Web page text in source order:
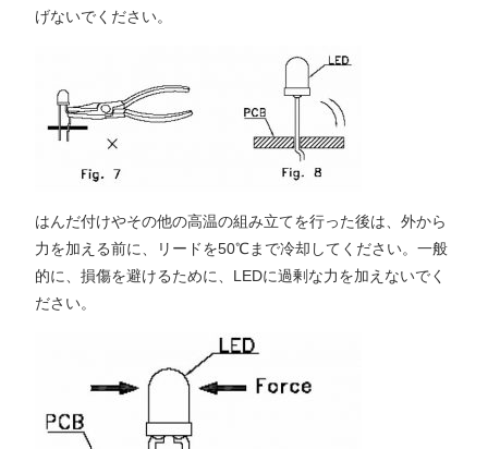
げないでください。
はんだ付けやその他の高温の組み立てを行った後は、外から
力を加える前に、リードを50℃まで冷却してください。一般
的に、損傷を避けるために、LEDに過剰な力を加えないでく
ださい。